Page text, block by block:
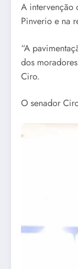
A intervenção
Pinverio e na
“A
dos
Ciro.
O senador